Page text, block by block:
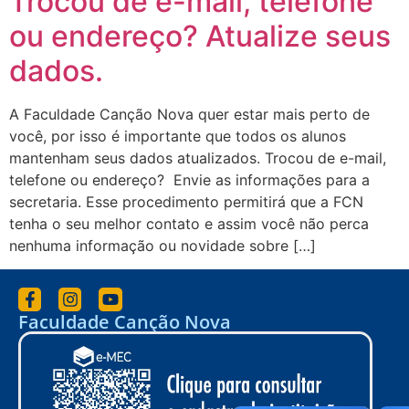
ou endereço? Atualize seus
dados.
A Faculdade Canção Nova quer estar mais perto de
você, por isso é importante que todos os alunos
mantenham seus dados atualizados. Trocou de e-mail,
telefone ou endereço? Envie as informações para a
secretaria. Esse procedimento permitirá que a FCN
tenha o seu melhor contato e assim você não perca
nenhuma informação ou novidade sobre […]
Faculdade Canção Nova